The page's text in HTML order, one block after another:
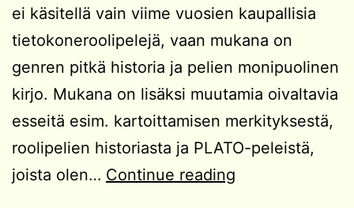
ei käsitellä vain viime vuosien kaupallisia
tietokoneroolipelejä, vaan mukana on
genren pitkä historia ja pelien monipuolinen
kirjo. Mukana on lisäksi muutamia oivaltavia
esseitä esim. kartoittamisen merkityksestä,
roolipelien historiasta ja PLATO-peleistä,
joista olen… Continue reading